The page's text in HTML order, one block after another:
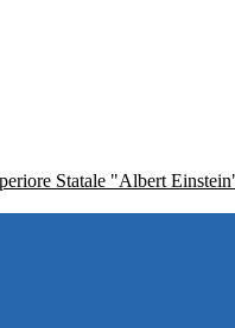
Statale "Albert